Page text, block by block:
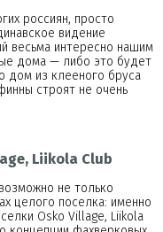
россиян, просто
видение
весьма интересно нашим
дома — либо это будет
дом из клееного бруса
строят не очень
Liikola Club
не только
целого поселка: именно
Osko Village, Liikola